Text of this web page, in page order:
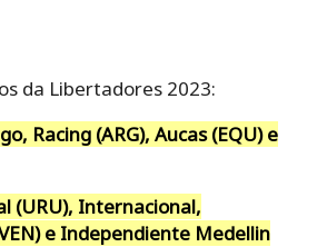
da Libertadores 2023:
Racing (ARG), Aucas (EQU) e
(URU), Internacional,
e Independiente Medellin